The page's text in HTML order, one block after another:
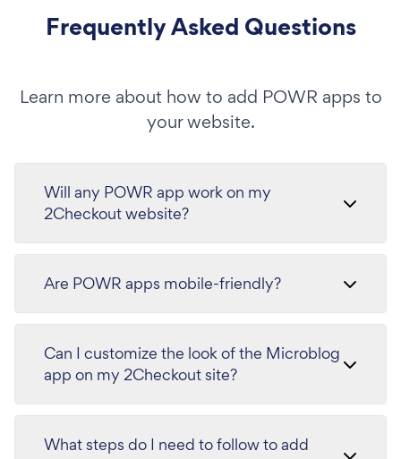
Frequently Asked Questions
Learn more about how to add POWR apps to
your website.
Will any POWR app work on my
2Checkout website?
Are POWR apps mobile-friendly?
Can I customize the look of the Microblog
app on my 2Checkout site?
What steps do I need to follow to add